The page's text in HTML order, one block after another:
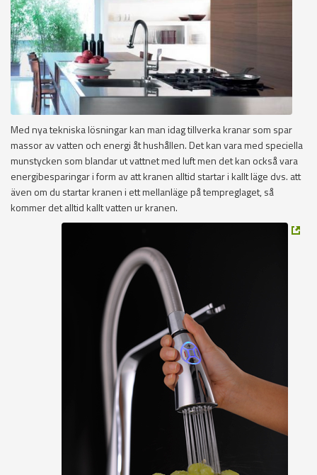
Med nya tekniska lösningar kan man idag tillverka kranar som spar
massor av vatten och energi åt hushållen. Det kan vara med speciella
munstycken som blandar ut vattnet med luft men det kan också vara
energibesparingar i form av att kranen alltid startar i kallt läge dvs. att
även om du startar kranen i ett mellanläge på tempreglaget, så
kommer det alltid kallt vatten ur kranen.